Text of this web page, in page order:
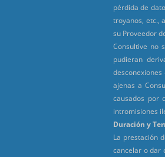
pérdida de
troyanos, etc.,
su Proveedor
Consultive no
pudieran
ajenas a
causados por
intromisiones
Duración y
La prestación
cancelar o dar